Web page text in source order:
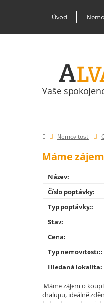
Úvod
Vaše
Nemovitosti
Máme
Název:
Číslo poptávky:
Typ poptávky::
Stav:
Cena:
Typ nemovitosti::
Hledaná lokalita:
Máme zájem o
chalupu, ideálně